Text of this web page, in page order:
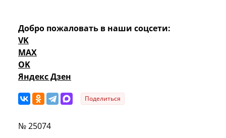
Добро пожаловать в наши соцсети:
VK
MAX
OK
Яндекс Дзен
Поделиться
№ 25074